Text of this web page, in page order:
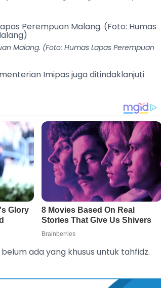
Malang. (Foto: Humas Lapas Perempuan
Imipas juga ditindaklanjuti
ada yang khusus untuk tahfidz.